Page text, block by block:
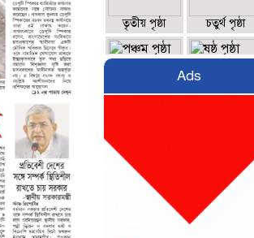
তৃতীয় পৃষ্ঠা চতুর্থ পৃষ্ঠা
পঞ্চম পৃষ্ঠা
Ads